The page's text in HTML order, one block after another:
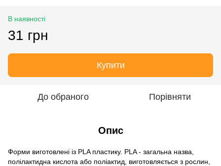
В наявності
31 грн
Купити
До обраного Порівняти
Опис
Форми виготовлені із PLA пластику. PLA - загальна назва,
полілактидна кислота або поліактид, виготовляється з рослин,